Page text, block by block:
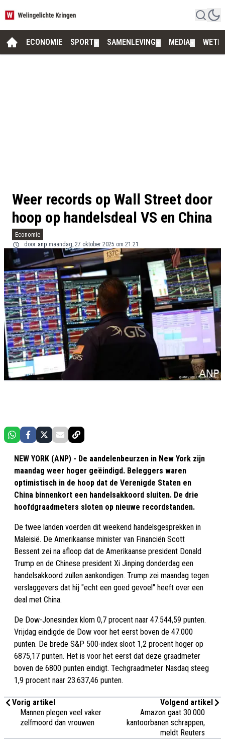
ECONOMIE SPORT SAMENLEVING MEDIA
Weer records op Wall Street door
hoop op handelsdeal VS en China
Economie
door anp maandag, 27 oktober 2025 om 21:21
NEW YORK (ANP) - De aandelenbeurzen in New York zijn
maandag weer hoger geëindigd. Beleggers waren
optimistisch in de hoop dat de Verenigde Staten en
China binnenkort een handelsakkoord sluiten. De drie
hoofdgraadmeters sloten op nieuwe recordstanden.
De twee landen voerden dit weekend handelsgesprekken in
Maleisië. De Amerikaanse minister van Financiën Scott
Bessent zei na afloop dat de Amerikaanse president Donald
Trump en de Chinese president Xi Jinping donderdag een
handelsakkoord zullen aankondigen. Trump zei maandag tegen
verslaggevers dat hij "echt een goed gevoel" heeft over een
deal met China.
De Dow-Jonesindex klom 0,7 procent naar 47.544,59 punten.
Vrijdag eindigde de Dow voor het eerst boven de 47.000
punten. De brede S&P 500-index sloot 1,2 procent hoger op
6875,17 punten. Het is voor het eerst dat deze graadmeter
boven de 6800 punten eindigt. Techgraadmeter Nasdaq steeg
1,9 procent naar 23.637,46 punten.
Vorig artikel
Mannen plegen veel vaker
zelfmoord dan vrouwen
Volgend artikel
Amazon gaat 30.000
kantoorbanen schrappen,
meldt Reuters